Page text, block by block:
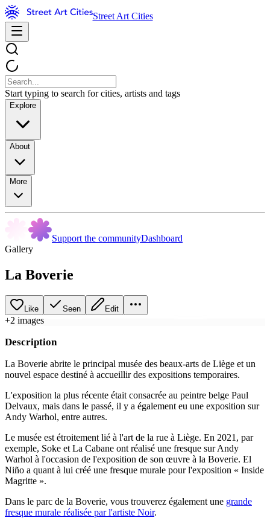
Street Art Cities
Start typing to search for cities, artists and tags
Explore
About
More
Support the communityDashboard
Gallery
La Boverie
Like Seen Edit
+2 images
Description
La Boverie abrite le principal musée des beaux-arts de Liège et un
nouvel espace destiné à accueillir des expositions temporaires.
L'exposition la plus récente était consacrée au peintre belge Paul
Delvaux, mais dans le passé, il y a également eu une exposition sur
Andy Warhol, entre autres.
Le musée est étroitement lié à l'art de la rue à Liège. En 2021, par
exemple, Soke et La Cabane ont réalisé une fresque sur Andy
Warhol à l'occasion de l'exposition de son œuvre à la Boverie. El
Niño a quant à lui créé une fresque murale pour l'exposition « Inside
Magritte ».
Dans le parc de la Boverie, vous trouverez également une grande
fresque murale réalisée par l'artiste Noir.